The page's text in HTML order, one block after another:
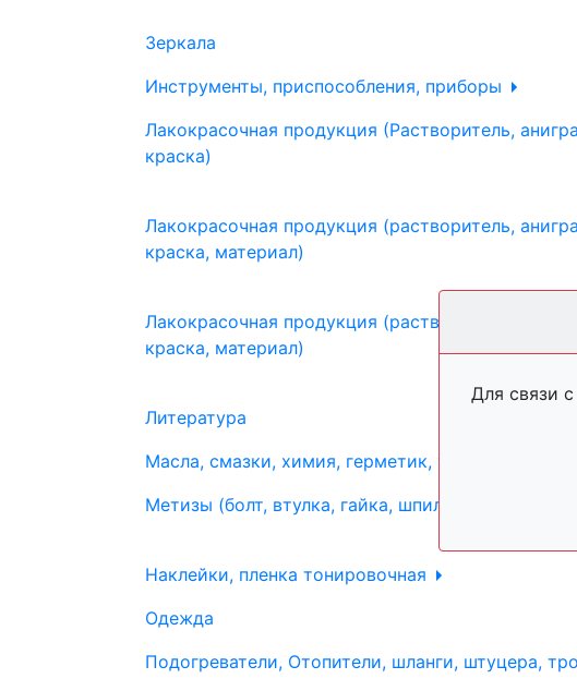
Зеркала
Инструменты, приспособления, приборы
Лакокрасочная продукция (Растворитель,
краска)
Лакокрасочная продукция (растворитель,
краска, материал)
Лакокрасочная продукция (растворитель,
краска, материал)
Литература
Масла, смазки, химия, герметик, тосолы
Метизы (болт, втулка, гайка, шпилька, пистон)
Наклейки, пленка тонировочная
Одежда
Подогреватели, Отопители, шланги, штуцера,
Для связи